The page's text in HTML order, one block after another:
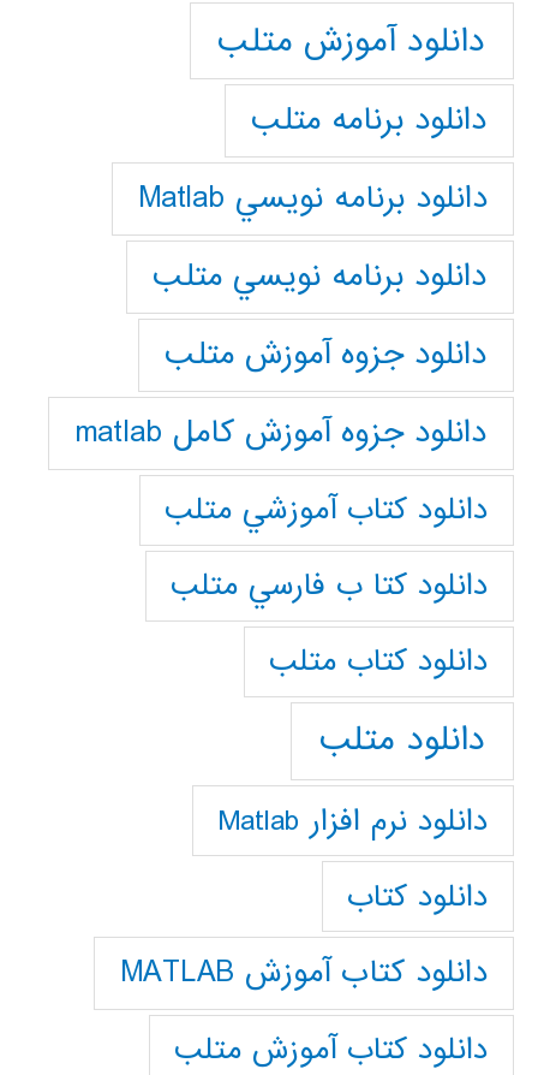
دانلود آموزش متلب
دانلود برنامه متلب
دانلود برنامه نويسي Matlab
دانلود برنامه نويسي متلب
دانلود جزوه آموزش متلب
دانلود جزوه آموزش کامل matlab
دانلود كتاب آموزشي متلب
دانلود كتا ب فارسي متلب
دانلود كتاب متلب
دانلود متلب
دانلود نرم افزار Matlab
دانلود کتاب
دانلود کتاب آموزش MATLAB
دانلود کتاب آموزش متلب